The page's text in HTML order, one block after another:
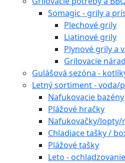
Somagic - grily a
Plechové grily
Liatinové grily
Plynové grily a
Grilovacie
Gulášová sezóna -
Letný sortiment - voda/
Nafukovacie bazény
Plážové hračky
Nafukovačky/lopty/
Chladiace tašky /
Plážové tašky
Leto - ochladzovanie